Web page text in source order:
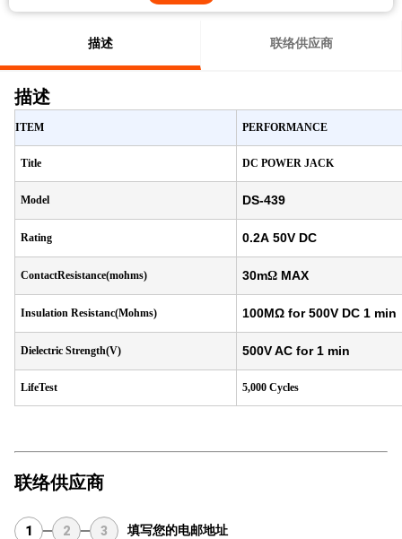
描述 联络供应商
描述
ITEM PERFORMANCE
Title DC POWER JACK
Model DS-439
Rating 0.2A 50V DC
ContactResistance(mohms) 30mΩ MAX
Insulation Resistanc(Mohms) 100MΩ for 500V DC 1 min
Dielectric Strength(V) 500V AC for 1 min
LifeTest 5,000 Cycles
联络供应商
1 2 3 填写您的电邮地址